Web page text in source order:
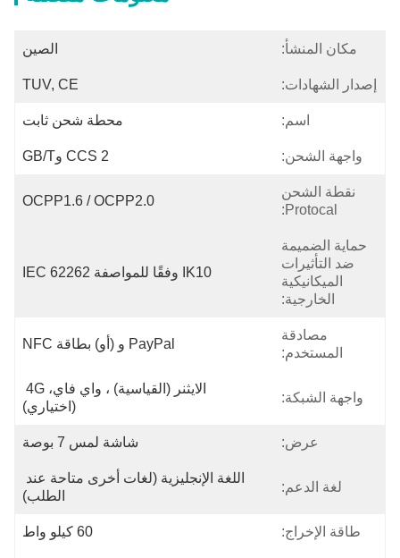
مكان المنشأ: الصين
إصدار الشهادات: TUV, CE
اسم: محطة شحن ثابت
واجهة الشحن: CCS 2 وGB/T
نقطة الشحن
Protocal:
OCPP1.6 / OCPP2.0
حماية الضميمة
ضد التأثيرات
الميكانيكية
الخارجية:
IK10 وفقًا للمواصفة IEC 62262
مصادقة
المستخدم:
PayPal و (أو) بطاقة NFC
واجهة الشبكة:
الايثنر (القياسية) ، واي فاي، 4G
(اختياري)
عرض: شاشة لمس 7 بوصة
لغة الدعم:
اللغة الإنجليزية (لغات أخرى متاحة عند
الطلب)
طاقة الإخراج: 60 كيلو واط